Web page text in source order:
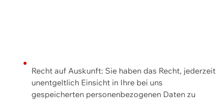
Recht auf Auskunft: Sie haben das Recht, jederzeit
unentgeltlich Einsicht in Ihre bei uns
gespeicherten personenbezogenen Daten zu